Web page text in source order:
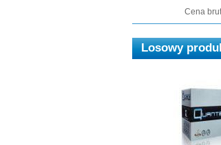
Cena
Losowy